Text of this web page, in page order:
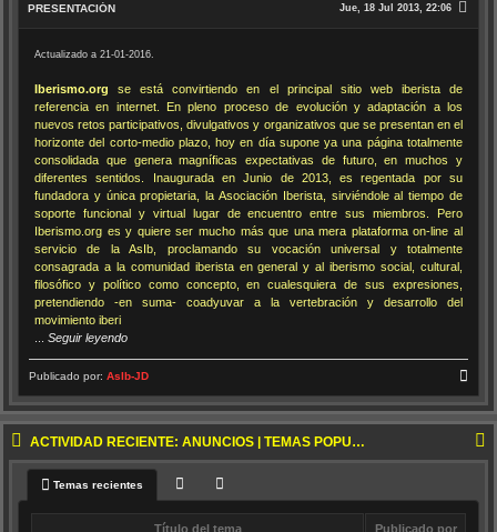
Jue, 18 Jul 2013, 22:06
PRESENTACIÓN
Actualizado a 21-01-2016.
Iberismo.org se está convirtiendo en el principal sitio web iberista de
referencia en internet. En pleno proceso de evolución y adaptación a los
nuevos retos participativos, divulgativos y organizativos que se presentan en el
horizonte del corto-medio plazo, hoy en día supone ya una página totalmente
consolidada que genera magníficas expectativas de futuro, en muchos y
diferentes sentidos. Inaugurada en Junio de 2013, es regentada por su
fundadora y única propietaria, la Asociación Iberista, sirviéndole al tiempo de
soporte funcional y virtual lugar de encuentro entre sus miembros. Pero
Iberismo.org es y quiere ser mucho más que una mera plataforma on-line al
servicio de la AsIb, proclamando su vocación universal y totalmente
consagrada a la comunidad iberista en general y al iberismo social, cultural,
filosófico y político como concepto, en cualesquiera de sus expresiones,
pretendiendo -en suma- coadyuvar a la vertebración y desarrollo del
movimiento iberi
Seguir leyendo
Publicado por: AsIb-JD
ACTIVIDAD RECIENTE: ANUNCIOS | TEMAS POPULARES | NUEVOS TEMAS
Temas recientes
Título del tema Publicado por